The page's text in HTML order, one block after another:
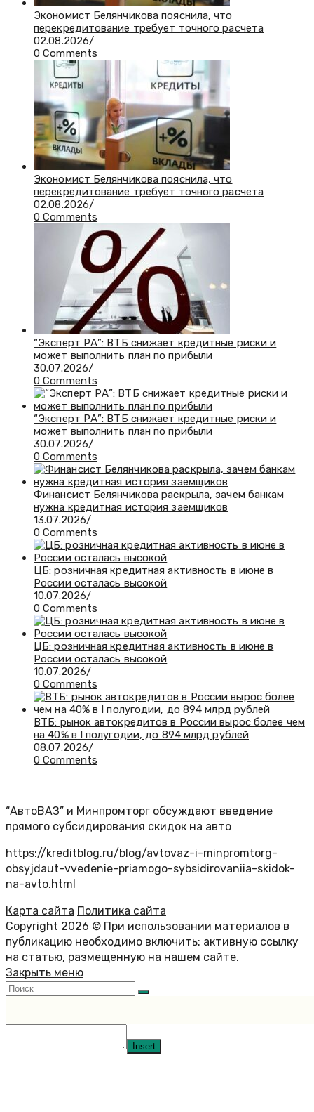
Экономист Белянчикова пояснила, что
перекредитование требует точного расчета
02.08.2026/
0 Comments
Экономист Белянчикова пояснила, что
перекредитование требует точного расчета
02.08.2026/
0 Comments
“Эксперт РА”: ВТБ снижает кредитные риски и
может выполнить план по прибыли
30.07.2026/
0 Comments
“Эксперт РА”: ВТБ снижает кредитные риски и
может выполнить план по прибыли
30.07.2026/
0 Comments
Финансист Белянчикова раскрыла, зачем банкам
нужна кредитная история заемщиков
13.07.2026/
0 Comments
ЦБ: розничная кредитная активность в июне в
России осталась высокой
10.07.2026/
0 Comments
ЦБ: розничная кредитная активность в июне в
России осталась высокой
10.07.2026/
0 Comments
ВТБ: рынок автокредитов в России вырос более чем
на 40% в I полугодии, до 894 млрд рублей
08.07.2026/
0 Comments
“АвтоВАЗ” и Минпромторг обсуждают введение
прямого субсидирования скидок на авто
https://kreditblog.ru/blog/avtovaz-i-minpromtorg-
obsyjdaut-vvedenie-priamogo-sybsidirovaniia-skidok-
na-avto.html
Карта сайта Политика сайта
Copyright 2026 © При использовании материалов в
публикацию необходимо включить: активную ссылку
на статью, размещенную на нашем сайте.
Закрыть меню
Insert